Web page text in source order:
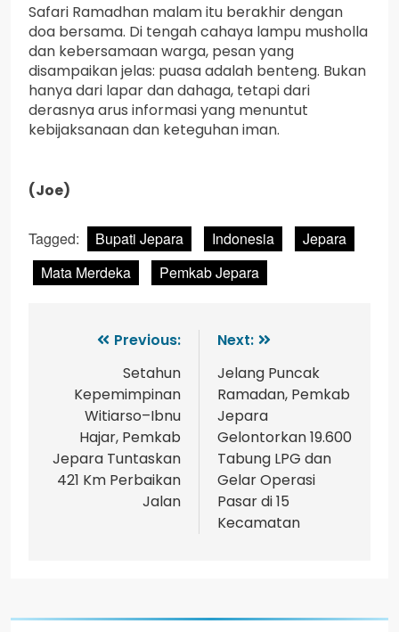
Safari Ramadhan malam itu berakhir dengan
doa bersama. Di tengah cahaya lampu musholla
dan kebersamaan warga, pesan yang
disampaikan jelas: puasa adalah benteng. Bukan
hanya dari lapar dan dahaga, tetapi dari
derasnya arus informasi yang menuntut
kebijaksanaan dan keteguhan iman.
(Joe)
Tagged: Bupati Jepara Indonesia
Jepara
Mata Merdeka
Pemkab Jepara
Previous:
Setahun
Kepemimpinan
Witiarso–Ibnu
Hajar, Pemkab
Jepara Tuntaskan
421 Km Perbaikan
Jalan
Next:
Jelang Puncak
Ramadan, Pemkab
Jepara
Gelontorkan 19.600
Tabung LPG dan
Gelar Operasi
Pasar di 15
Kecamatan